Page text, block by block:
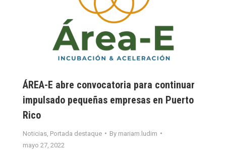
ÁREA-E abre convocatoria para continuar
impulsado pequeñas empresas en Puerto
Rico
Noticias Portada destaque By mariam.ludim
mayo 27, 2022